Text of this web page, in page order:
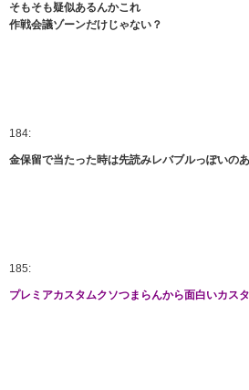
そもそも疑似あるんかこれ
作戦会議ゾーンだけじゃない？
184:
金保留で当たった時は先読みレバブルっぽいの
185:
プレミアカスタムクソつまらんから面白いカス